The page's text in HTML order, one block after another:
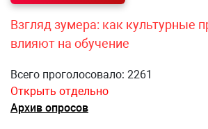
Взгляд зумера: как культурные
влияют на обучение
Всего проголосовало: 2261
Открыть отдельно
Архив опросов